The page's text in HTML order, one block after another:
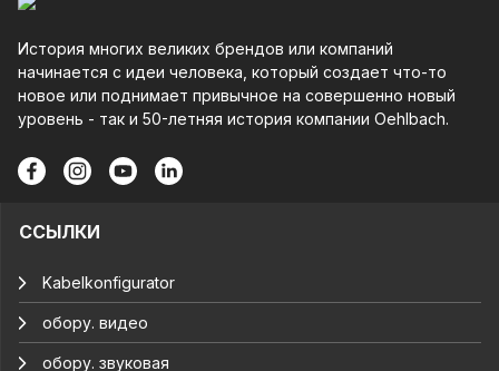
История многих великих брендов или компаний
начинается с идеи человека, который создает что-то
новое или поднимает привычное на совершенно новый
уровень - так и 50-летняя история компании Oehlbach.
ССЫЛКИ
Kabelkonfigurator
обору. видео
обору. звуковая